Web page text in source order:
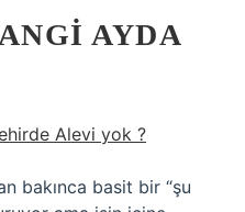
AYDA
Alevi yok ?
bakınca basit bir “şu